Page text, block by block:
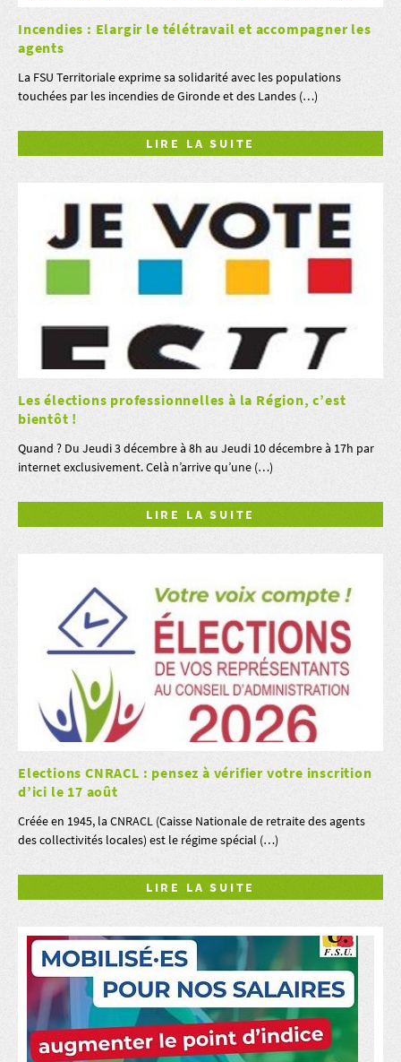
Incendies : Elargir le télétravail et accompagner les
agents
La FSU Territoriale exprime sa solidarité avec les populations
touchées par les incendies de Gironde et des Landes (…)
LIRE LA SUITE
Les élections professionnelles à la Région, c’est
bientôt !
Quand ? Du Jeudi 3 décembre à 8h au Jeudi 10 décembre à 17h par
internet exclusivement. Celà n’arrive qu’une (…)
LIRE LA SUITE
Elections CNRACL : pensez à vérifier votre inscrition
d’ici le 17 août
Créée en 1945, la CNRACL (Caisse Nationale de retraite des agents
des collectivités locales) est le régime spécial (…)
LIRE LA SUITE